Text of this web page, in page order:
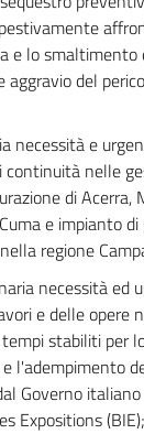
e lo smaltimento
del
necessità e
continuità nelle
di Acerra,
e impianto
regione
necessità ed
e delle opere
stabiliti per
l'adempimento
Governo
Expositions (BIE);